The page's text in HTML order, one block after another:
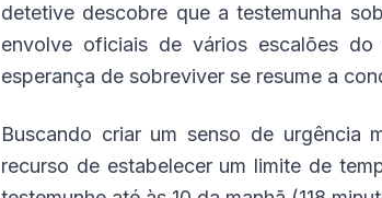
detetive descobre que a testemunha
envolve oficiais de vários escalões
esperança de sobreviver se resume a
Buscando criar um senso de urgência
recurso de estabelecer um limite de